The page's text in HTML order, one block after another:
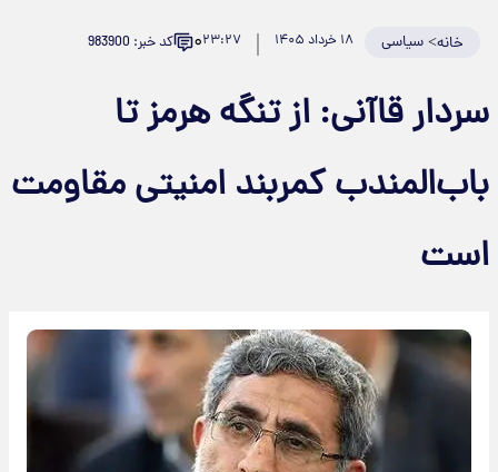
خانه>سیاسی ۱۸ خرداد ۱۴۰۵ ۲۳:۲۷۰ کد خبر: 983900
سردار قاآنی: از تنگه هرمز تا
باب‌المندب کمربند امنیتی مقاومت
است